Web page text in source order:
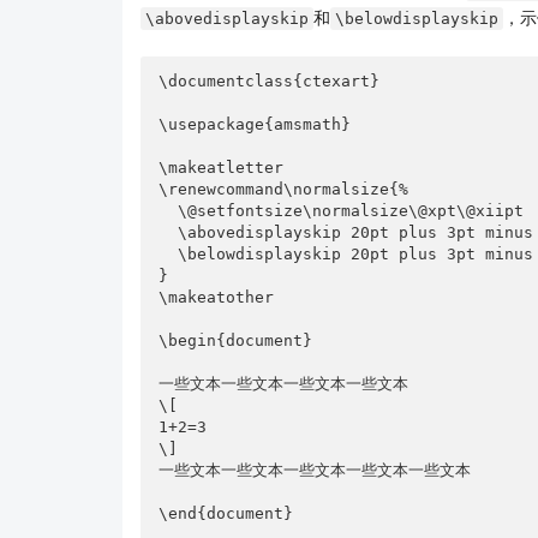
\abovedisplayskip 和 \belowdisplayskip ，
\documentclass{ctexart}
\usepackage{amsmath}
\makeatletter
\renewcommand\normalsize{%
  \@setfontsize\normalsize\@xpt\@xiipt
  \abovedisplayskip 20pt plus 3pt minus 3pt
  \belowdisplayskip 20pt plus 3pt minus 3pt
}
\makeatother
\begin{document}
一些文本一些文本一些文本一些文本
\[
1+2=3
\]
一些文本一些文本一些文本一些文本一些文本